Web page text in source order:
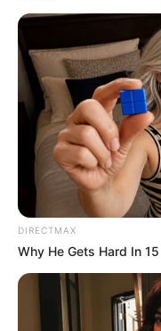
DIRECTMAX
Why He Gets Hard In